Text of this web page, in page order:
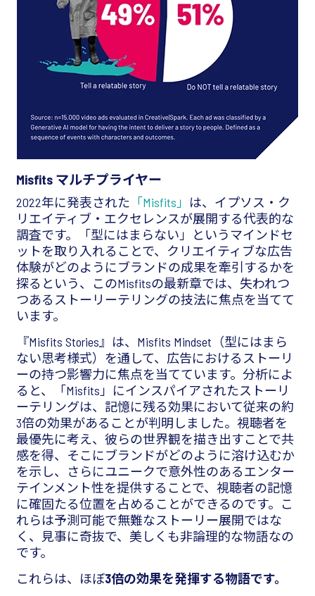
Misfits マルチプライヤー
2022年に発表された 「Misfits」 は、イプソス・ク
リエイティブ・エクセレンスが展開する代表的な
調査です。「型にはまらない」というマインドセ
ットを取り入れることで、クリエイティブな広告
体験がどのようにブランドの成果を牽引するかを
探るという、このMisfitsの最新章では、失われつ
つあるストーリーテリングの技法に焦点を当てて
います。
『Misfits Stories』は、Misfits Mindset（型にはまら
ない思考様式）を通して、広告におけるストーリ
ーの持つ影響力に焦点を当てています。分析によ
ると、「Misfits」にインスパイアされたストーリ
ーテリングは、記憶に残る効果において従来の約
3倍の効果があることが判明しました。視聴者を
最優先に考え、彼らの世界観を描き出すことで共
感を得、そこにブランドがどのように溶け込むか
を示し、さらにユニークで意外性のあるエンター
テインメント性を提供することで、視聴者の記憶
に確固たる位置を占めることができるのです。こ
れらは予測可能で無難なストーリー展開ではな
く、見事に奇抜で、美しくも非論理的な物語なの
です。
これらは、ほぼ3倍の効果を発揮する物語です。